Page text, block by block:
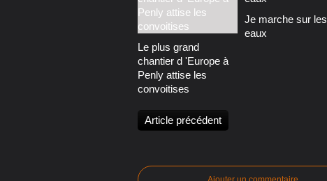
Le plus grand
chantier d 'Europe à
Penly attise les
convoitises
Je marche sur les
eaux
Article précédent